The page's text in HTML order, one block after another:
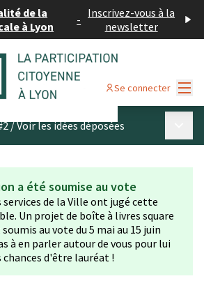
de la
à Lyon
- Inscrivez-vous à la
newsletter
Se connecter
/Voir les idées déposées
a été soumise au vote
services de la Ville ont jugé cette
Un projet de boîte à livres square
au vote du 5 mai au 15 juin
à en parler autour de vous pour lui
d'être lauréat !